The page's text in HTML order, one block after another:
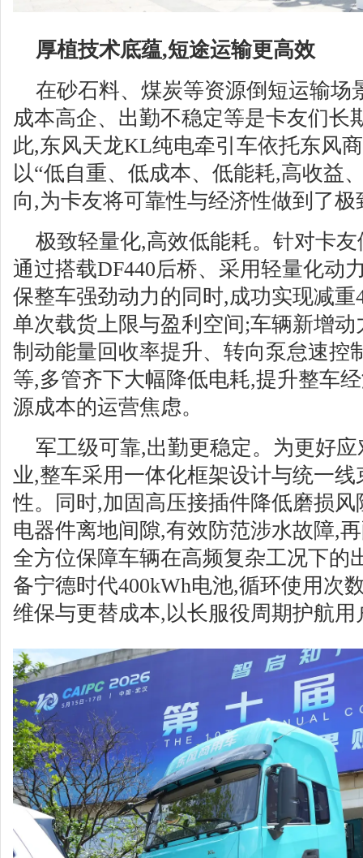
厚植技术底蕴,短途运输更高效
在砂石料、煤炭等资源倒短运输场
成本高企、出勤不稳定等是卡友们长
此,东风天龙KL纯电牵引车依托东风
以“低自重、低成本、低能耗,高收益
向,为卡友将可靠性与经济性做到了极
极致轻量化,高效低能耗。针对卡
通过搭载DF440后桥、采用轻量化动
保整车强劲动力的同时,成功实现减重
单次载货上限与盈利空间;车辆新增动
制动能量回收率提升、转向泵怠速控
等,多管齐下大幅降低电耗,提升整车
源成本的运营焦虑。
军工级可靠,出勤更稳定。为更好
业,整车采用一体化框架设计与统一
性。同时,加固高压接插件降低磨损
电器件离地间隙,有效防范涉水故障,
全方位保障车辆在高频复杂工况下的
备宁德时代400kWh电池,循环使用次
维保与更替成本,以长服役周期护航用